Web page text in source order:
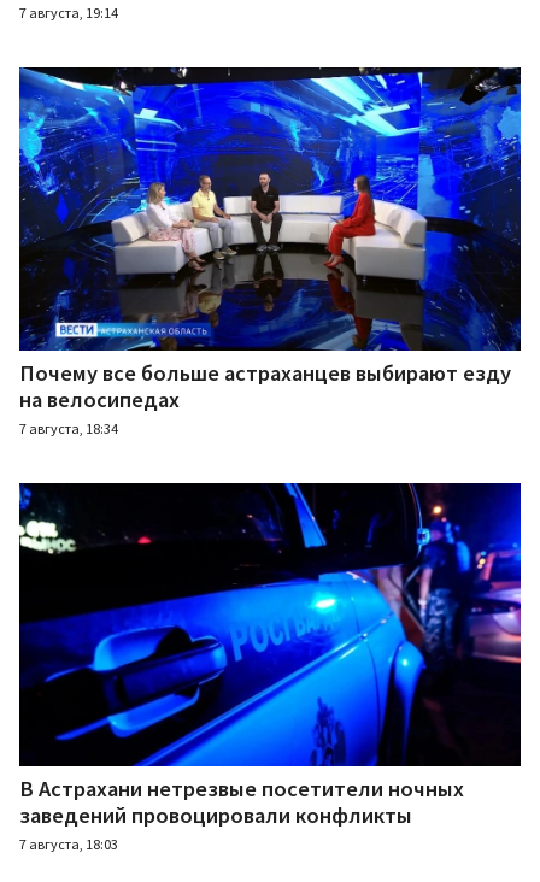
7 августа, 19:14
Почему все больше астраханцев выбирают езду
на велосипедах
7 августа, 18:34
В Астрахани нетрезвые посетители ночных
заведений провоцировали конфликты
7 августа, 18:03